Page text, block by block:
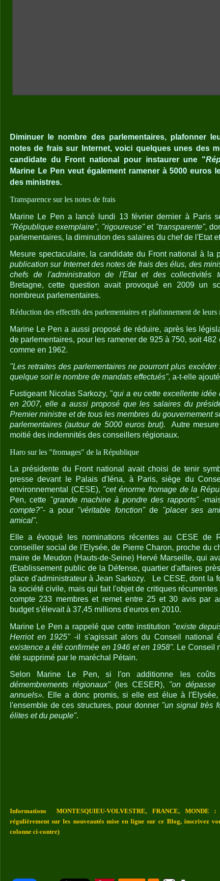
Diminuer le nombre des parlementaires, plafonner
notes de frais sur Internet, voici quelques unes des
candidate du Front national pour instaurer une "
Marine Le Pen veut également ramener à 5000 euros
des ministres.
Transparence sur les notes de frais
Marine Le Pen a lancé lundi 13 février dernier à Paris
"République exemplaire", "rigoureuse"et "transparente",
parlementaires, la diminution des salaires du chef de l'Etat
Mesure spectaculaire, la candidate du Front national à la
publication sur Internet des notes de frais des élus, des
chefs de l'administration de l'Etat et des collectivités
Bretagne, cette question avait provoqué en 2009 un
nombreux parlementaires.
Réduction des effectifs des parlementaires et plafonnement de leurs
Marine Le Pen a aussi proposé de réduire, après les
de parlementaires, pour les ramener de 925 à 750, soit 482
comme en 1962.
"Les retraites des parlementaires ne pourront plus
quelque soit le nombre de mandats effectués", a-t-elle
Fustigeant Nicolas Sarkozy, "qui a eu cette excellente idée
en 2007, elle a aussi proposé que les salaires du
Premier ministre et de tous les membres du gouvernement
parlementaires (autour de 5000 euros brut).
Autre
moitié des indemnités des conseillers régionaux.
Haro sur les "fromages" de la République
La présidente du Front national avait choisi de tenir
presse devant le Palais d'Iéna, à Paris, siège du
environnemental (CESE), "cet énorme fromage de la
Pen, cette "grande machine à pondre des rapports" -
compte?"- a pour "véritable fonction"de "placer ses
amical".
Elle a évoqué les nominations récentes au CESE de
conseiller social de l'Elysée, de Pierre Charon, proche du
maire de Meudon (Hauts-de-Seine) Hervé Marseille, qui
(Etablissement public de la Défense, quartier d'affaires
place d'administrateur à Jean Sarkozy.
Le CESE, dont la
la société civile, mais qui fait l'objet de critiques
compte 233 membres et remet entre 25 et 30 avis par
budget s'élevait à 37,45 millions d'euros en 2010.
Marine Le Pen a rappelé que cette institution "existe
Herriot en 1925"-il s'agissait alors du Conseil national
existence a été confirmée en 1946 et en 1958". Le Conseil
été supprimé par le maréchal Pétain.
Selon Marine Le Pen, si l'on additionne les
démembrements régionaux"(les CESER), "on dépasse
annuels». Elle a donc promis, si elle est élue à l'Elysée,
l'ensemble de ces structures, pour donner "un signal très
élites et du peuple".
Informations MONTESQUIEU-VOLVESTRE, FRANCE, MONDE
régulièrement sur les nouveautés mise en ligne sur ce Blog, inscrivez
colonne ci-contre)